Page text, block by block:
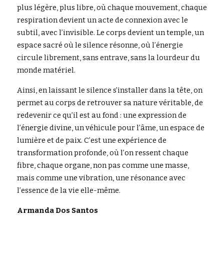
plus légère, plus libre, où chaque mouvement, chaque
respiration devient un acte de connexion avec le
subtil, avec l’invisible. Le corps devient un temple, un
espace sacré où le silence résonne, où l’énergie
circule librement, sans entrave, sans la lourdeur du
monde matériel.
Ainsi, en laissant le silence s’installer dans la tête, on
permet au corps de retrouver sa nature véritable, de
redevenir ce qu’il est au fond : une expression de
l’énergie divine, un véhicule pour l’âme, un espace de
lumière et de paix. C’est une expérience de
transformation profonde, où l’on ressent chaque
fibre, chaque organe, non pas comme une masse,
mais comme une vibration, une résonance avec
l’essence de la vie elle-même.
Armanda Dos Santos